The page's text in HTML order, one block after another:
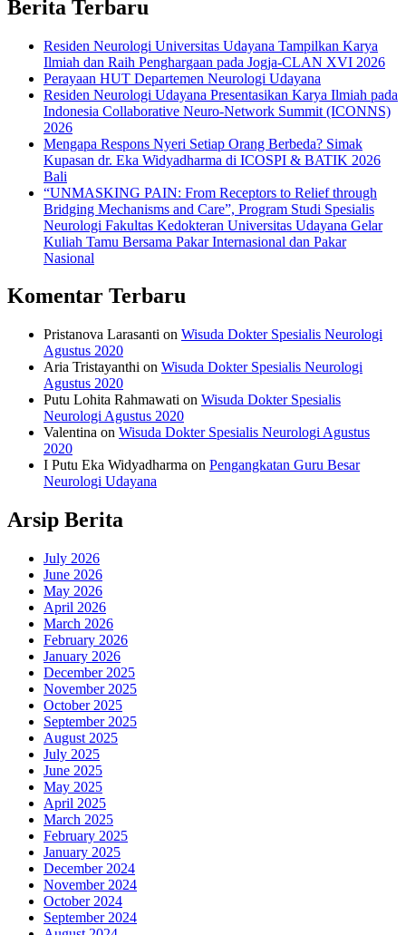
Berita Terbaru
Residen Neurologi Universitas Udayana Tampilkan Karya
Ilmiah dan Raih Penghargaan pada Jogja-CLAN XVI 2026
Perayaan HUT Departemen Neurologi Udayana
Residen Neurologi Udayana Presentasikan Karya Ilmiah pada
Indonesia Collaborative Neuro-Network Summit (ICONNS)
2026
Mengapa Respons Nyeri Setiap Orang Berbeda? Simak
Kupasan dr. Eka Widyadharma di ICOSPI & BATIK 2026
Bali
“UNMASKING PAIN: From Receptors to Relief through
Bridging Mechanisms and Care”, Program Studi Spesialis
Neurologi Fakultas Kedokteran Universitas Udayana Gelar
Kuliah Tamu Bersama Pakar Internasional dan Pakar
Nasional
Komentar Terbaru
Pristanova Larasanti on Wisuda Dokter Spesialis Neurologi
Agustus 2020
Aria Tristayanthi on Wisuda Dokter Spesialis Neurologi
Agustus 2020
Putu Lohita Rahmawati on Wisuda Dokter Spesialis
Neurologi Agustus 2020
Valentina on Wisuda Dokter Spesialis Neurologi Agustus
2020
I Putu Eka Widyadharma on Pengangkatan Guru Besar
Neurologi Udayana
Arsip Berita
July 2026
June 2026
May 2026
April 2026
March 2026
February 2026
January 2026
December 2025
November 2025
October 2025
September 2025
August 2025
July 2025
June 2025
May 2025
April 2025
March 2025
February 2025
January 2025
December 2024
November 2024
October 2024
September 2024